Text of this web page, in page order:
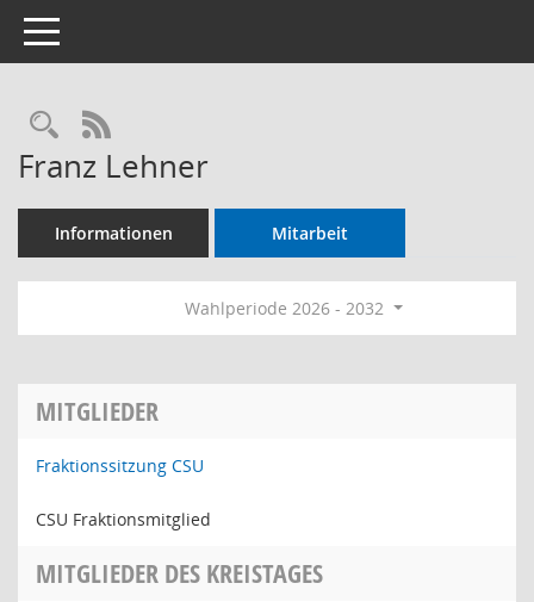
Toggle navigation
Rechercheauswahl
RSS-Feed
Franz Lehner
Informationen Mitarbeit
Wahlperiode 2026 - 2032
MITGLIEDER
Fraktionssitzung CSU
CSU Fraktionsmitglied
MITGLIEDER DES KREISTAGES